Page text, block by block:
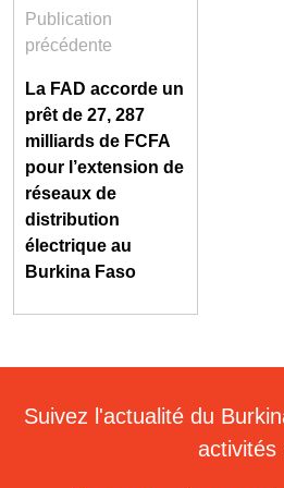
Publication
précédente
La FAD accorde un
prêt de 27, 287
milliards de FCFA
pour l’extension de
réseaux de
distribution
électrique au
Burkina Faso
Suivez l'actualité du
activités